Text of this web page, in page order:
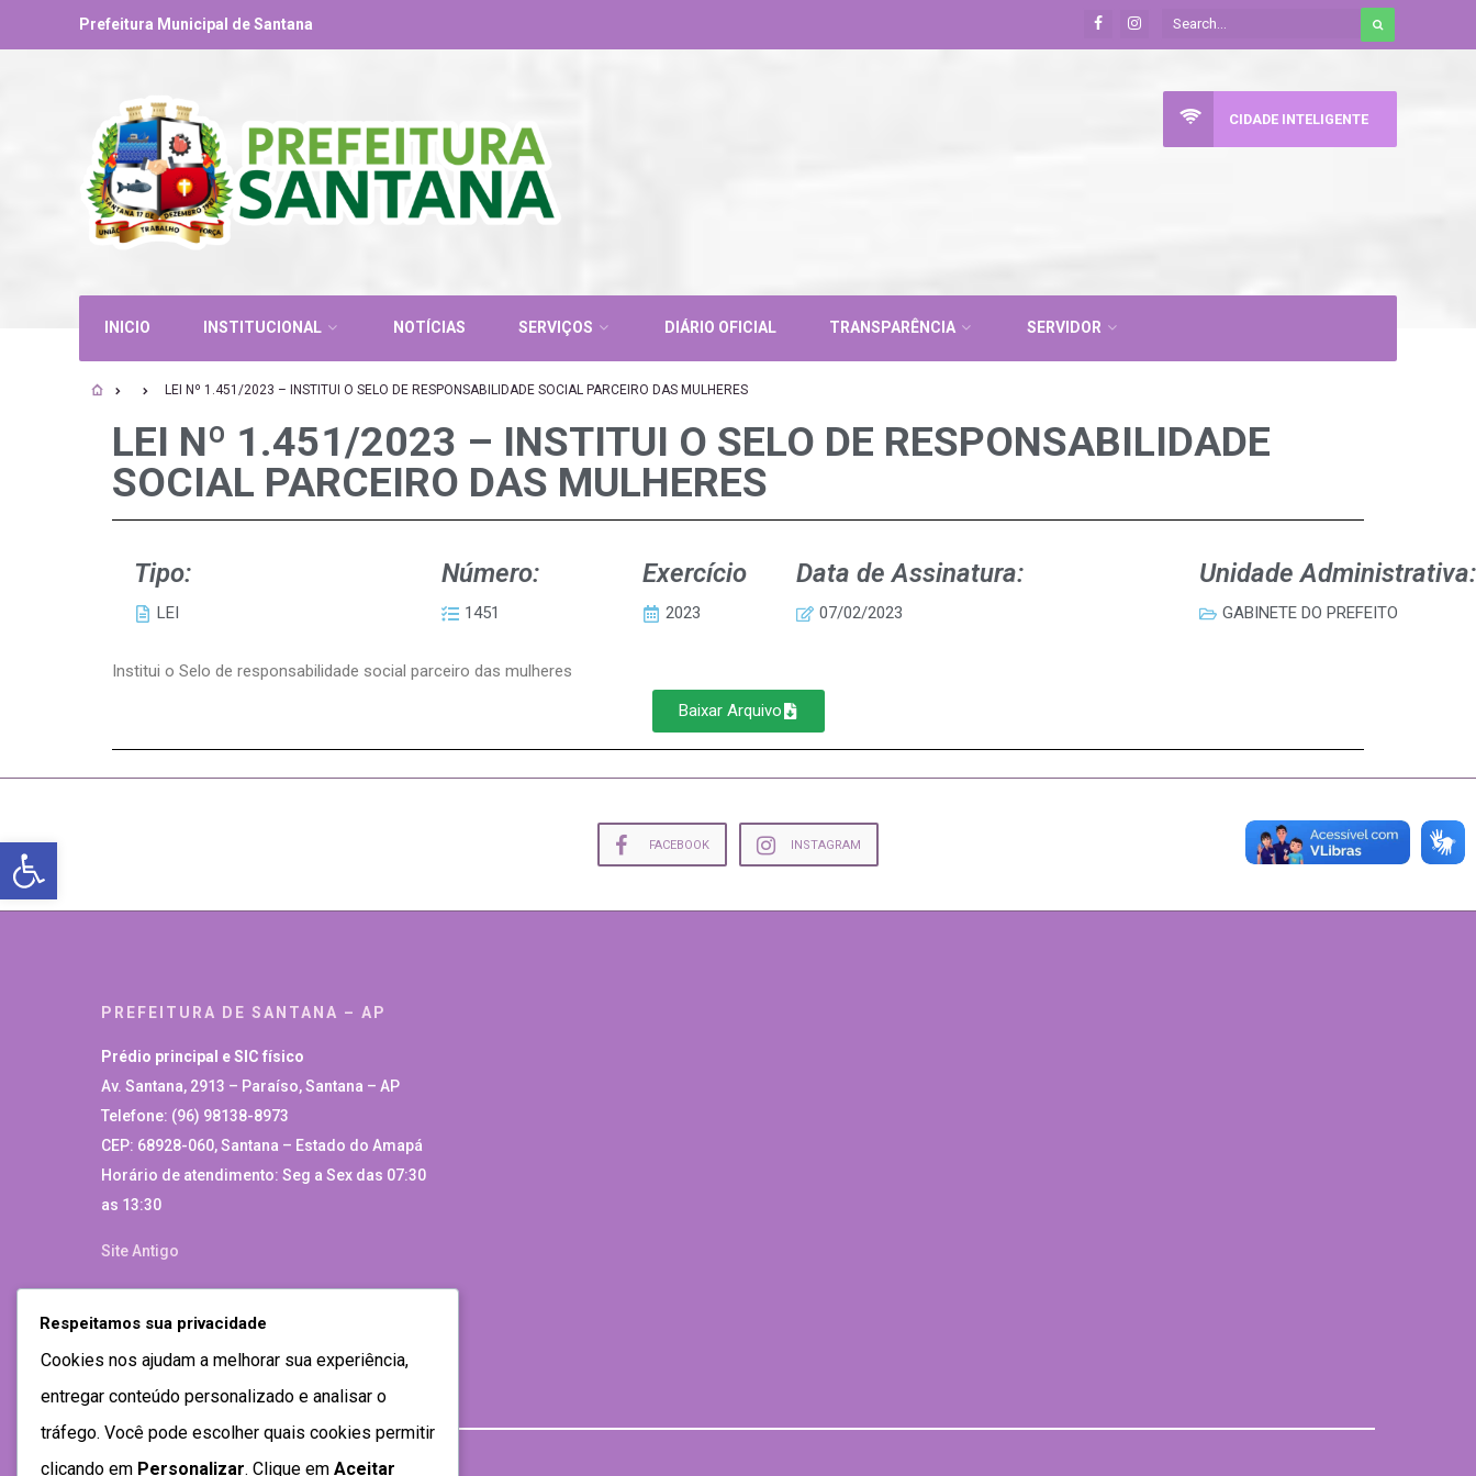
Abrir a barra de ferramentas
Prefeitura Municipal de Santana
INICIO INSTITUCIONAL NOTÍCIAS SERVIÇOS DIÁRIO OFICIAL TRANSPARÊNCIA SERVIDOR
CIDADE INTELIGENTE
LEI Nº 1.451/2023 – INSTITUI O SELO DE RESPONSABILIDADE SOCIAL PARCEIRO DAS MULHERES
LEI Nº 1.451/2023 – INSTITUI O SELO DE RESPONSABILIDADE
SOCIAL PARCEIRO DAS MULHERES
Tipo:
LEI
Número:
1451
Exercício
2023
Data de Assinatura:
07/02/2023
Unidade Administrativa:
GABINETE DO PREFEITO
Institui o Selo de responsabilidade social parceiro das mulheres
Baixar Arquivo
FACEBOOK INSTAGRAM
PREFEITURA DE SANTANA – AP
Prédio principal e SIC físico
Av. Santana, 2913 – Paraíso, Santana – AP
Telefone: (96) 98138-8973
CEP: 68928-060, Santana – Estado do Amapá
Horário de atendimento: Seg a Sex das 07:30
as 13:30
Site Antigo
Respeitamos sua privacidade
Cookies nos ajudam a melhorar sua experiência,
entregar conteúdo personalizado e analisar o
tráfego. Você pode escolher quais cookies permitir
clicando em Personalizar. Clique em Aceitar